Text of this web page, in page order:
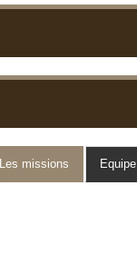
Les missions Equipe